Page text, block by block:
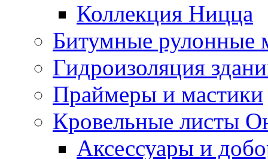
Коллекция Ницца
Битумные рулонные
Гидроизоляция
Праймеры и мастики
Кровельные листы
Аксессуары и